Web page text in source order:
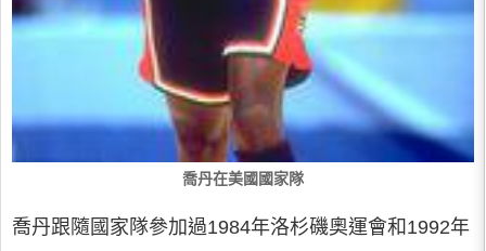
喬丹在美國國家隊
喬丹跟隨國家隊參加過1984年洛杉磯奧運會和1992年